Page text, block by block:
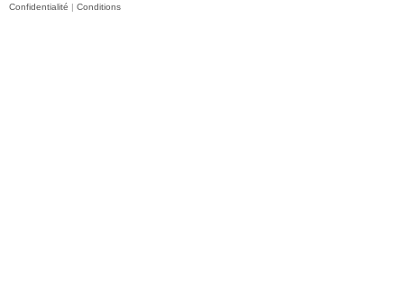
Confidentialité | Conditions